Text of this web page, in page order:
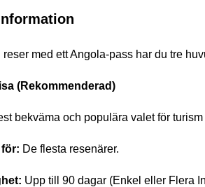
reser med ett Angola-pass har du tre
(Rekommenderad)
bekväma och populära valet för
De flesta resenärer.
Upp till 90 dagar (Enkel eller Flera